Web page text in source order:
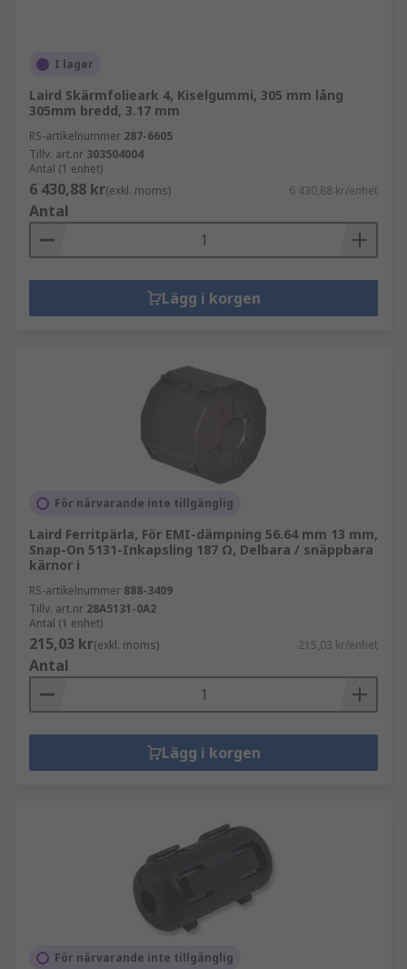
I lager
Laird Skärmfolieark 4, Kiselgummi, 305 mm lång
305mm bredd, 3.17 mm
RS-artikelnummer 287-6605
Tillv. art.nr 303504004
Antal (1 enhet)
6 430,88 kr(exkl. moms) 6 430,88 kr/enhet
Antal
Lägg i korgen
För närvarande inte tillgänglig
Laird Ferritpärla, För EMI-dämpning 56.64 mm 13 mm,
Snap-On 5131-Inkapsling 187 Ω, Delbara / snäppbara
kärnor i
RS-artikelnummer 888-3409
Tillv. art.nr 28A5131-0A2
Antal (1 enhet)
215,03 kr(exkl. moms) 215,03 kr/enhet
Antal
Lägg i korgen
För närvarande inte tillgänglig